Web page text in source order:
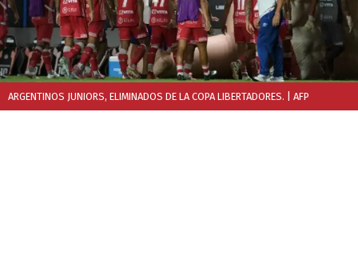
ARGENTINOS JUNIORS, ELIMINADOS DE LA COPA LIBERTADORES. | AFP